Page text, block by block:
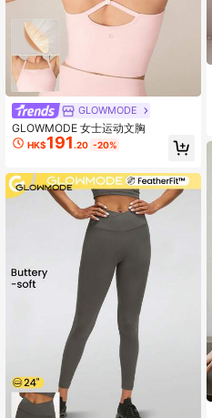
GLOWMODE
GLOWMODE 女士运动文胸
HK$191 .20 -20%